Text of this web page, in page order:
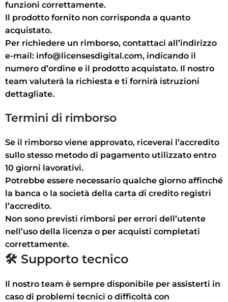
funzioni correttamente.
Il prodotto fornito non corrisponda a quanto
acquistato.
Per richiedere un rimborso, contattaci all’indirizzo
e-mail: info@licensesdigital.com, indicando il
numero d’ordine e il prodotto acquistato. Il nostro
team valuterà la richiesta e ti fornirà istruzioni
dettagliate.
Termini di rimborso
Se il rimborso viene approvato, riceverai l’accredito
sullo stesso metodo di pagamento utilizzato entro
10 giorni lavorativi.
Potrebbe essere necessario qualche giorno affinché
la banca o la società della carta di credito registri
l’accredito.
Non sono previsti rimborsi per errori dell’utente
nell’uso della licenza o per acquisti completati
correttamente.
🛠 Supporto tecnico
Il nostro team è sempre disponibile per assisterti in
caso di problemi tecnici o difficoltà con